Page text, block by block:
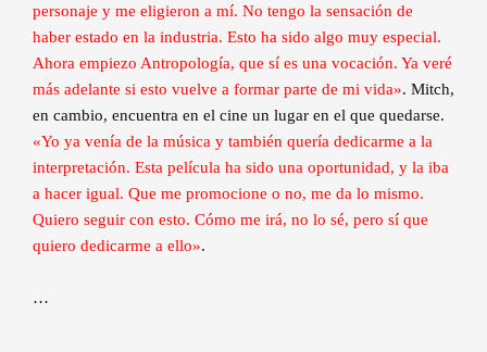
personaje y me eligieron a mí. No tengo la sensación de
haber estado en la industria. Esto ha sido algo muy especial.
Ahora empiezo Antropología, que sí es una vocación. Ya veré
más adelante si esto vuelve a formar parte de mi vida». Mitch,
en cambio, encuentra en el cine un lugar en el que quedarse.
«Yo ya venía de la música y también quería dedicarme a la
interpretación. Esta película ha sido una oportunidad, y la iba
a hacer igual. Que me promocione o no, me da lo mismo.
Quiero seguir con esto. Cómo me irá, no lo sé, pero sí que
quiero dedicarme a ello».
…